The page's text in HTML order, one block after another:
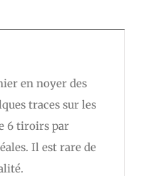
en noyer des
traces sur les
6 tiroirs par
Il est rare de